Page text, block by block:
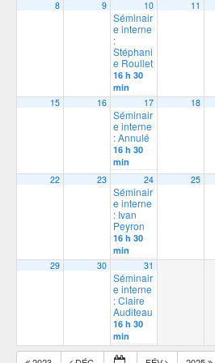
8 9 10
Séminair
e interne
:
Stéphani
e Roullet
16 h 30
min
11
15 16 17
Séminair
e interne
: Annulé
16 h 30
min
18
22 23 24
Séminair
e interne
: Ivan
Peyron
16 h 30
min
25
29 30 31
Séminair
e interne
: Claire
Auditeau
16 h 30
min